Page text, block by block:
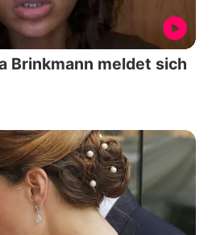
Brinkmann meldet sich